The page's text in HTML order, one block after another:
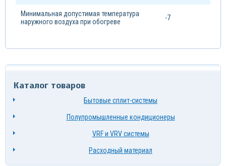
Минимальная допустимая температура
наружного воздуха при обогреве
-7
Каталог товаров
Бытовые сплит-системы
Полупромышленные кондиционеры
VRF и VRV системы
Расходный материал